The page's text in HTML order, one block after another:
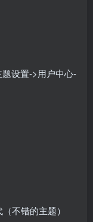
设置->用户中心-